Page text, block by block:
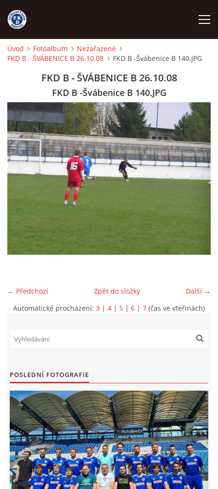
ÚVOD
FKD A
FKD B
STARŠÍ DOROST
MLADŠÍ ŽÁCI
STARŠÍ PŘÍPRAVKA R 2012 + 2013
ARCHÍV
DOTACE
FKD, z.s.
Drnovice 704
Úvod Fotoalbum
Nezařazené
FKD B - ŠVÁBENICE B 26.10.08
FKD B -Švábenice B 140.JPG
FKD B - ŠVÁBENICE B 26.10.08
FKD B -Švábenice B 140.JPG
← Předchozí Další →
Zpět do složky
Automatické procházení: 3 | 4 | 5 | 6 | 7 (čas ve vteřinách)
POSLEDNÍ FOTOGRAFIE